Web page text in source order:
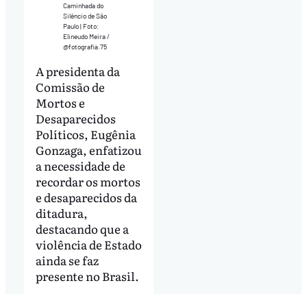
Caminhada do
Silêncio de São
Paulo | Foto:
Elineudo Meira /
@fotografia.75
A presidenta da
Comissão de
Mortos e
Desaparecidos
Políticos, Eugênia
Gonzaga, enfatizou
a necessidade de
recordar os mortos
e desaparecidos da
ditadura,
destacando que a
violência de Estado
ainda se faz
presente no Brasil.